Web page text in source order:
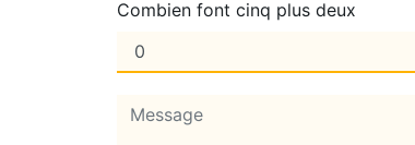
Combien font cinq plus deux